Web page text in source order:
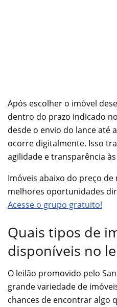
Após escolher o imóvel
dentro do prazo indicado
desde o envio do lance até
ocorre digitalmente. Isso
agilidade e transparência
Imóveis abaixo do preço de
melhores oportunidades
Acesse o grupo gratuito!
Quais tipos de
disponíveis no
O leilão promovido pelo
grande variedade de
chances de encontrar algo